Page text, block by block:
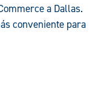
a Dallas.
conveniente para